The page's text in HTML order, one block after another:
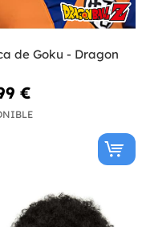
de Goku - Dragon
€